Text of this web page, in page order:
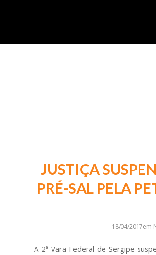
JUSTIÇA
PRÉ-SAL PELA
18/04/2017em
A 2ª Vara Federal de Sergipe